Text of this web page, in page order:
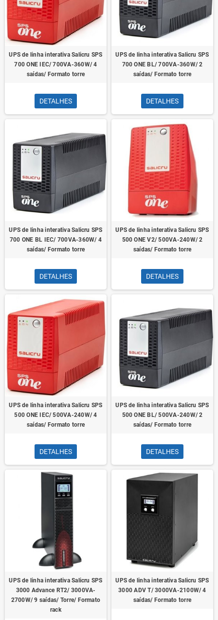
UPS de linha interativa Salicru SPS
700 ONE IEC/ 700VA-360W/ 4
saídas/ Formato torre
DETALHES
UPS de linha interativa Salicru SPS
700 ONE BL/ 700VA-360W/ 2
saídas/ Formato torre
DETALHES
UPS de linha interativa Salicru SPS
700 ONE BL IEC/ 700VA-360W/ 4
saídas/ Formato torre
DETALHES
UPS de linha interativa Salicru SPS
500 ONE V2/ 500VA-240W/ 2
saídas/ Formato torre
DETALHES
UPS de linha interativa Salicru SPS
500 ONE IEC/ 500VA-240W/ 4
saídas/ Formato torre
DETALHES
UPS de linha interativa Salicru SPS
500 ONE BL/ 500VA-240W/ 2
saídas/ Formato torre
DETALHES
UPS de linha interativa Salicru SPS
3000 Advance RT2/ 3000VA-
2700W/ 9 saídas/ Torre/ Formato
rack
UPS de linha interativa Salicru SPS
3000 ADV T/ 3000VA-2100W/ 4
saídas/ Formato torre